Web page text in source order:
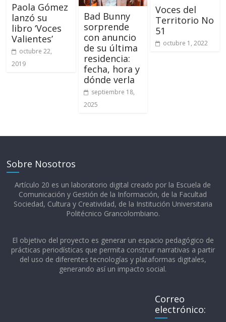
Paola Gómez
lanzó su
libro ‘Voces
Valientes’
octubre 22,
2019
Bad Bunny
sorprende
con anuncio
de su última
residencia:
fecha, hora y
dónde verla
septiembre 18,
2025
Voces del
Territorio No
51
octubre 1, 2022
Sobre Nosotros
Artículo 20 es un laboratorio digital creado por la Escuela de
Comunicación y Gestión de la Información, de la Facultad
Sociedad, Cultura y Creatividad, de la Institución Universitaria
Politécnico Grancolombiano.​
El objetivo del proyecto es generar un espacio pedagógico de
prácticas periodísticas que permita construir narrativas a partir
del uso de diferentes tecnologías y plataformas digitales,
generando así un impacto social.
Correo
electrónico: